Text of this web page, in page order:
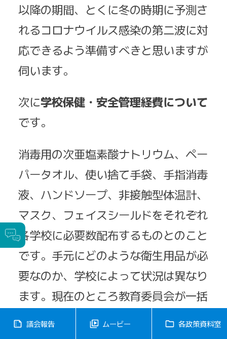
以降の期間、とくに冬の時期に予測さ
れるコロナウイルス感染の第二波に対
応できるよう準備すべきと思いますが
伺います。
次に学校保健・安全管理経費について
です。
消毒用の次亜塩素酸ナトリウム、ペー
パータオル、使い捨て手袋、手指消毒
液、ハンドソープ、非接触型体温計、
マスク、フェイスシールドをそれぞれ
各学校に必要数配布するものとのこと
です。手元にどのような衛生用品が必
要なのか、学校によって状況は異なり
ます。現在のところ教育委員会が一括
購入して各学校に配布するとのことで
議会報告 ムービー 各政策資料室